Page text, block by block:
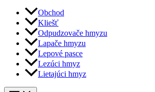
Obchod
Kliešť
Odpudzovače hmyzu
Lapače hmyzu
Lepové pasce
Lezúci hmyz
Lietajúci hmyz